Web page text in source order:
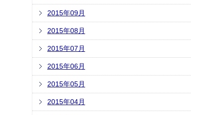
2015年09月
2015年08月
2015年07月
2015年06月
2015年05月
2015年04月